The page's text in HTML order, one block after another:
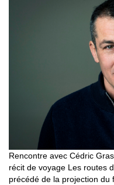
Rencontre avec Cédric
récit de voyage Les routes
précédé de la projection du